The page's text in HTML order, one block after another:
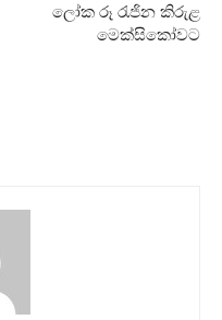
ලෝක රූ රැජින කිරුළ
මෙක්සිකෝවට